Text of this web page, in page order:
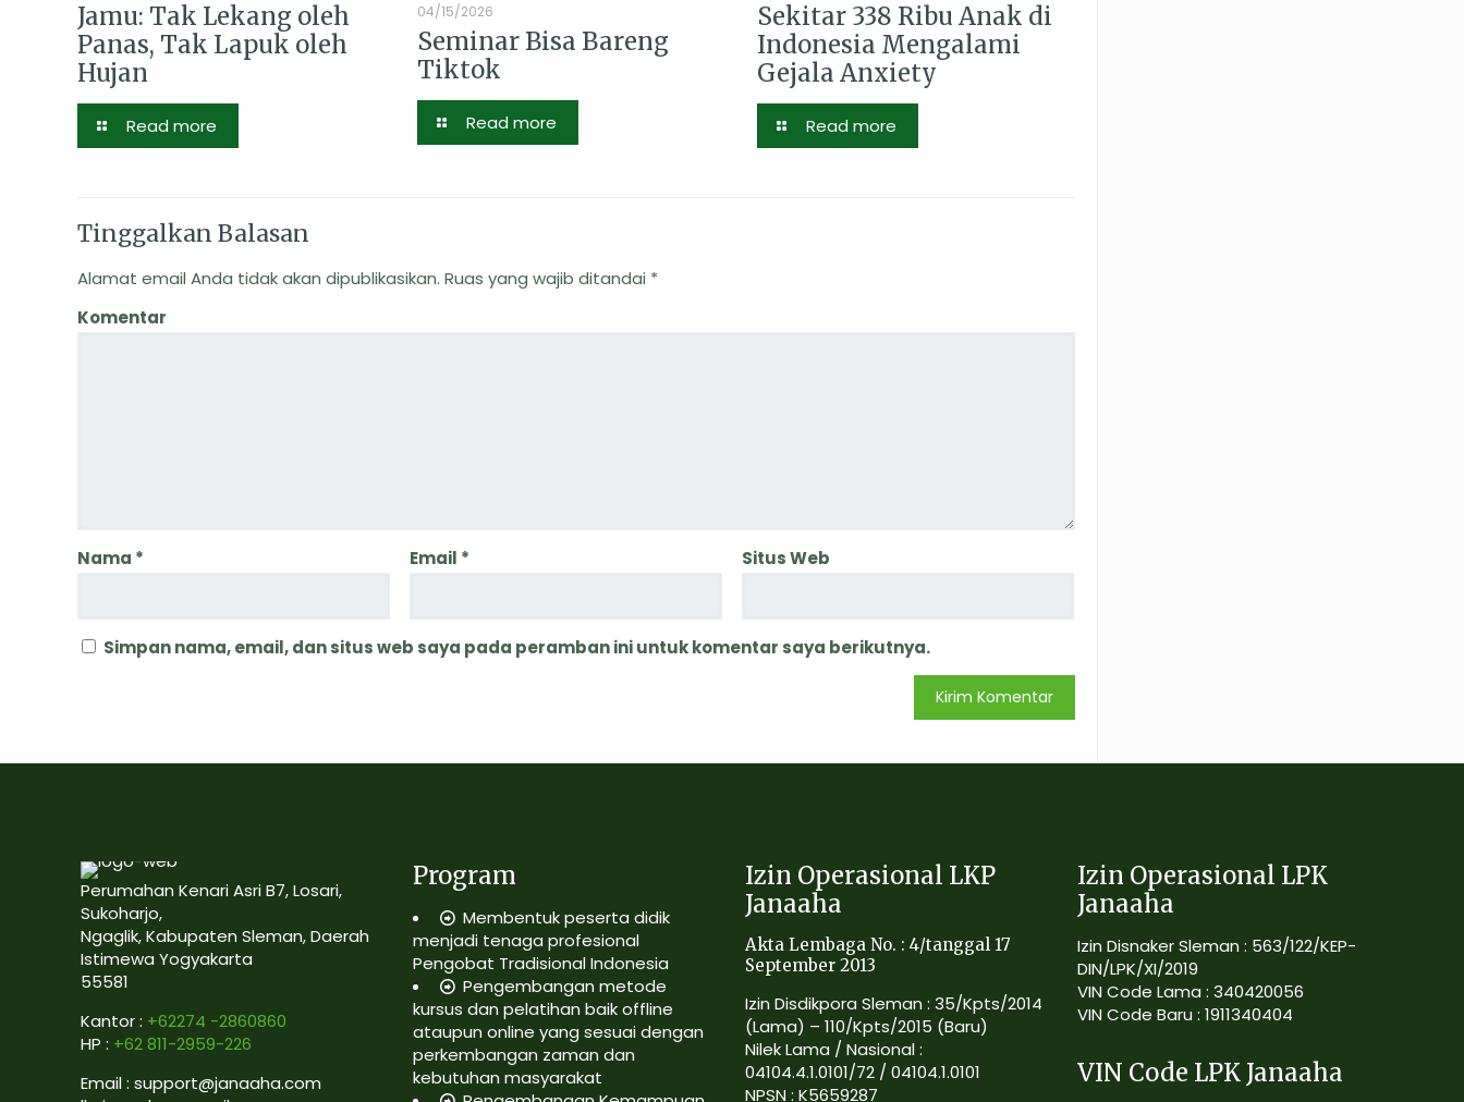
Jamu: Tak Lekang oleh
Panas, Tak Lapuk oleh
Hujan
Read more
04/15/2026
Seminar Bisa Bareng
Tiktok
Read more
Sekitar 338 Ribu Anak di
Indonesia Mengalami
Gejala Anxiety
Read more
Tinggalkan Balasan
Alamat email Anda tidak akan dipublikasikan. Ruas yang wajib ditandai *
Komentar
Nama * Email * Situs Web
Simpan nama, email, dan situs web saya pada peramban ini untuk komentar saya berikutnya.
Perumahan Kenari Asri B7, Losari,
Sukoharjo,
Ngaglik, Kabupaten Sleman, Daerah
Istimewa Yogyakarta
55581
Kantor : +62274 -2860860
HP : +62 811-2959-226
Email : support@janaaha.com
Program
Membentuk peserta didik
menjadi tenaga profesional
Pengobat Tradisional Indonesia
Pengembangan metode
kursus dan pelatihan baik offline
ataupun online yang sesuai dengan
perkembangan zaman dan
kebutuhan masyarakat
Izin Operasional LKP
Janaaha
Akta Lembaga No. : 4/tanggal 17
September 2013
Izin Disdikpora Sleman : 35/Kpts/2014
(Lama) – 110/Kpts/2015 (Baru)
Nilek Lama / Nasional :
04104.4.1.0101/72 / 04104.1.0101
NPSN : K5659287
Izin Operasional LPK
Janaaha
Izin Disnaker Sleman : 563/122/KEP-
DIN/LPK/XI/2019
VIN Code Lama : 340420056
VIN Code Baru : 1911340404
VIN Code LPK Janaaha